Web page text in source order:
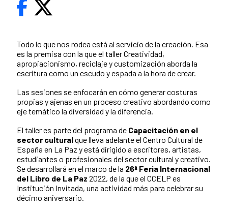
Todo lo que nos rodea está al servicio de la creación. Esa
es la premisa con la que el taller Creatividad,
apropiacionismo, reciclaje y customización aborda la
escritura como un escudo y espada a la hora de crear.
Las sesiones se enfocarán en cómo generar costuras
propias y ajenas en un proceso creativo abordando como
eje temático la diversidad y la diferencia.
El taller es parte del programa de Capacitación en el
sector culturalque lleva adelante el Centro Cultural de
España en La Paz y está dirigido a escritores, artistas,
estudiantes o profesionales del sector cultural y creativo.
Se desarrollará en el marco de la 26ª Feria Internacional
del Libro de La Paz 2022, de la que el CCELP es
Institución Invitada, una actividad más para celebrar su
décimo aniversario.